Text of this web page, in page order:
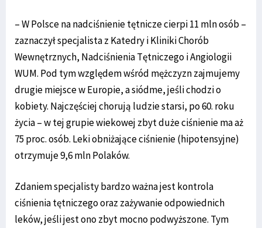
– W Polsce na nadciśnienie tętnicze cierpi 11 mln osób –
zaznaczył specjalista z Katedry i Kliniki Chorób
Wewnętrznych, Nadciśnienia Tętniczego i Angiologii
WUM. Pod tym względem wśród mężczyzn zajmujemy
drugie miejsce w Europie, a siódme, jeśli chodzi o
kobiety. Najczęściej chorują ludzie starsi, po 60. roku
życia – w tej grupie wiekowej zbyt duże ciśnienie ma aż
75 proc. osób. Leki obniżające ciśnienie (hipotensyjne)
otrzymuje 9,6 mln Polaków.
Zdaniem specjalisty bardzo ważna jest kontrola
ciśnienia tętniczego oraz zażywanie odpowiednich
leków, jeśli jest ono zbyt mocno podwyższone. Tym